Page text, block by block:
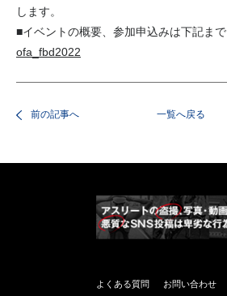
します。
■イベントの概要、参加申込みは下記まで
ofa_fbd2022
前の記事へ 一覧へ戻る
よくある質問 お問い合わせ